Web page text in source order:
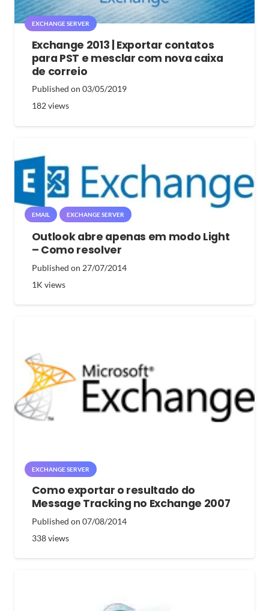
EXCHANGE SERVER
Exchange 2013 | Exportar contatos
para PST e mesclar com nova caixa
de correio
Published on 03/05/2019
182views
EMAIL EXCHANGE SERVER
Outlook abre apenas em modo Light
– Como resolver
Published on 27/07/2014
1K views
EXCHANGE SERVER
Como exportar o resultado do
Message Tracking no Exchange 2007
Published on 07/08/2014
338views